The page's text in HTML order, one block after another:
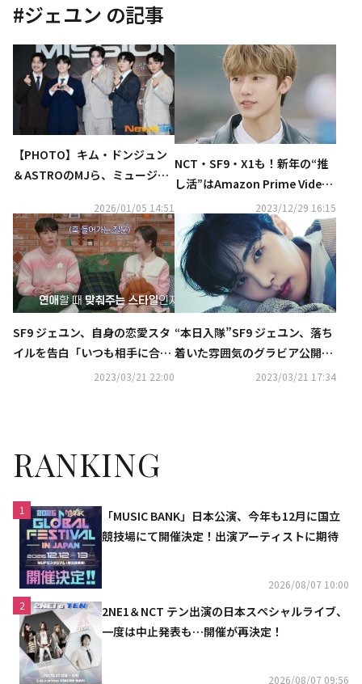
#ジェユン の記事
【PHOTO】キム・ドンジュン
＆ASTROのMJら、ミュージカ
談会に出席
2026/01/05 14:51
NCT・SF9・X1も！新年の“推
し活”はAmazon Prime Video
チャンネル「Channel K」で決
まり！K-POPアイドル主演ドラ
マが月額50円で見放題
2023/12/29 16:15
SF9 ジェユン、自身の恋愛スタ
イルを告白「いつも相手に合わ
2023/03/21 22:00
“本日入隊”SF9 ジェユン、落ち
着いた雰囲気のグラビア公開
「ファンとの愛には偽りがな
2023/03/21 17:34
RANKING
1
「MUSIC BANK」日本公演、今年も12月に国立
競技場にて開催決定！出演アーティストに期待
2026/08/07 10:00
2
2NE1＆NCT テン出演の日本スペシャルライブ、
一度は中止発表も…開催が再決定！
2026/08/07 09:56